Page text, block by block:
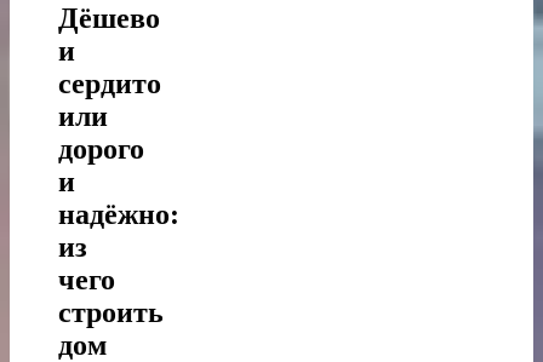
Дёшево
и
сердито
или
дорого
и
надёжно:
из
чего
строить
дом